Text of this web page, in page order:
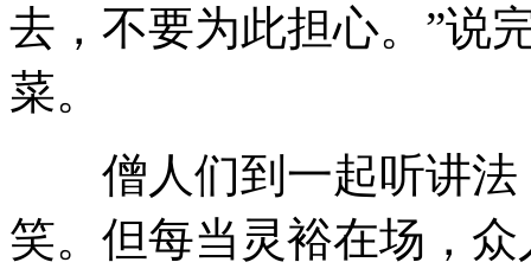
去，不要为此担心。”说
菜。
僧人们到一起听讲法
笑。但每当灵裕在场，